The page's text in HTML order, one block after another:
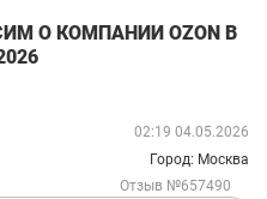
О КОМПАНИИ OZON В
02:19 04.05.2026
Город: Москва
Отзыв №657490